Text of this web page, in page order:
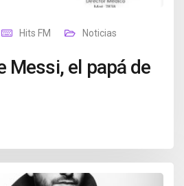
Hits FM Noticias
Messi, el papá de